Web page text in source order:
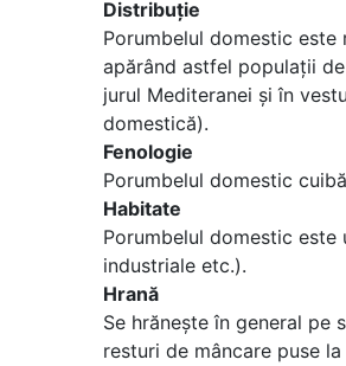
Distribuție
Porumbelul domestic
apărând astfel populații
jurul Mediteranei și în
domestică).
Fenologie
Porumbelul domestic
Habitate
Porumbelul domestic
industriale etc.).
Hrană
Se hrănește în general
resturi de mâncare puse